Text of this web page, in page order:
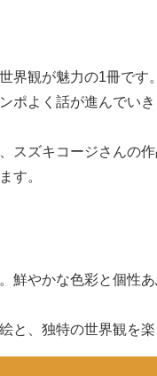
界観が魅力の1冊です。
ポよく話が進んでい
スズキコージさんの作
す。
鮮やかな色彩と個性
と、独特の世界観を楽